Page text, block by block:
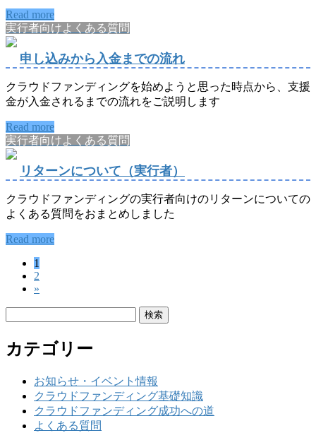
Read more
実行者向けよくある質問
申し込みから入金までの流れ
クラウドファンディングを始めようと思った時点から、支援
金が入金されるまでの流れをご説明します
Read more
実行者向けよくある質問
リターンについて（実行者）
クラウドファンディングの実行者向けのリターンについての
よくある質問をおまとめしました
Read more
の
ー
ペ
ー
ジ
1
ペ
ー
ジ
2
»
カテゴリー
お知らせ・イベント情報
クラウドファンディング基礎知識
クラウドファンディング成功への道
よくある質問